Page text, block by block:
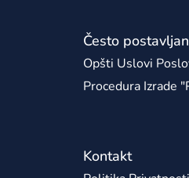
Često
Opšti Uslovi
Procedura Izrade
Kontakt